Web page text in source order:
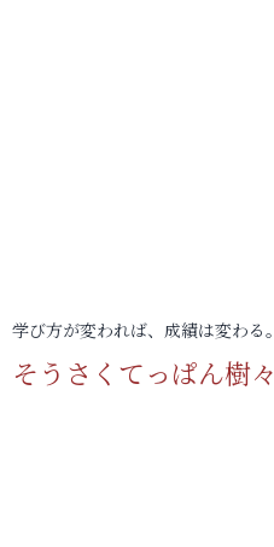
学び方が変われば、成績は変わる。
そうさくてっぱん樹々